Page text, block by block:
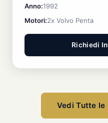
Anno:1992
Motori:2x Volvo Penta
Richiedi
Vedi Tutte